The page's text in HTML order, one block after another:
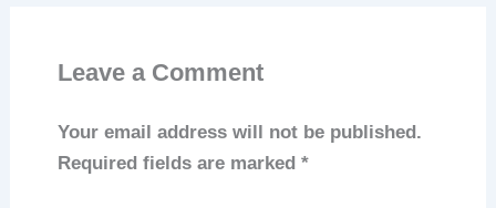
Leave a Comment
Your email address will not be published.
Required fields are marked *